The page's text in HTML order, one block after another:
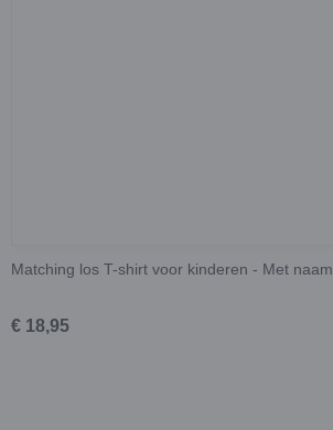
Matching los T-shirt voor kinderen - Met naam
€ 18,95